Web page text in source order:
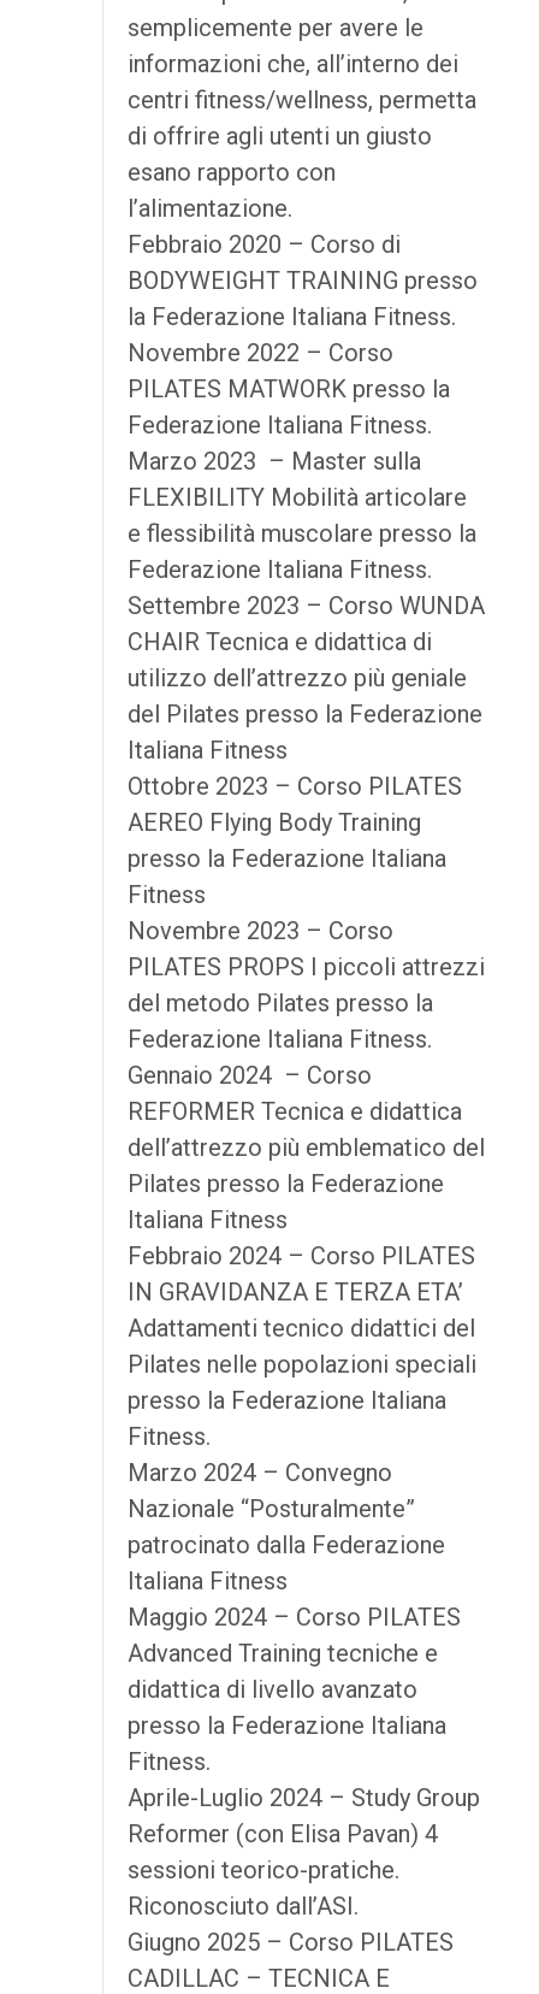
semplicemente per avere le
informazioni che, all’interno dei
centri fitness/wellness, permetta
di offrire agli utenti un giusto
esano rapporto con
l’alimentazione.
Febbraio 2020 – Corso di
BODYWEIGHT TRAINING presso
la Federazione Italiana Fitness.
Novembre 2022 – Corso
PILATES MATWORK presso la
Federazione Italiana Fitness.
Marzo 2023 – Master sulla
FLEXIBILITY Mobilità articolare
e flessibilità muscolare presso la
Federazione Italiana Fitness.
Settembre 2023 – Corso WUNDA
CHAIR Tecnica e didattica di
utilizzo dell’attrezzo più geniale
del Pilates presso la Federazione
Italiana Fitness
Ottobre 2023 – Corso PILATES
AEREO Flying Body Training
presso la Federazione Italiana
Fitness
Novembre 2023 – Corso
PILATES PROPS I piccoli attrezzi
del metodo Pilates presso la
Federazione Italiana Fitness.
Gennaio 2024 – Corso
REFORMER Tecnica e didattica
dell’attrezzo più emblematico del
Pilates presso la Federazione
Italiana Fitness
Febbraio 2024 – Corso PILATES
IN GRAVIDANZA E TERZA ETA’
Adattamenti tecnico didattici del
Pilates nelle popolazioni speciali
presso la Federazione Italiana
Fitness.
Marzo 2024 – Convegno
Nazionale “Posturalmente”
patrocinato dalla Federazione
Italiana Fitness
Maggio 2024 – Corso PILATES
Advanced Training tecniche e
didattica di livello avanzato
presso la Federazione Italiana
Fitness.
Aprile-Luglio 2024 – Study Group
Reformer (con Elisa Pavan) 4
sessioni teorico-pratiche.
Riconosciuto dall’ASI.
Giugno 2025 – Corso PILATES
CADILLAC – TECNICA E